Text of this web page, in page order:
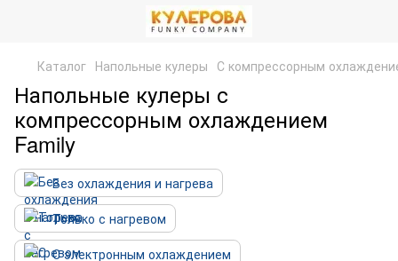
Каталог Напольные кулеры С компрессорным
Напольные кулеры с
компрессорным охлаждением
Family
Без охлаждения и нагрева
Только с нагревом
С электронным охлаждением